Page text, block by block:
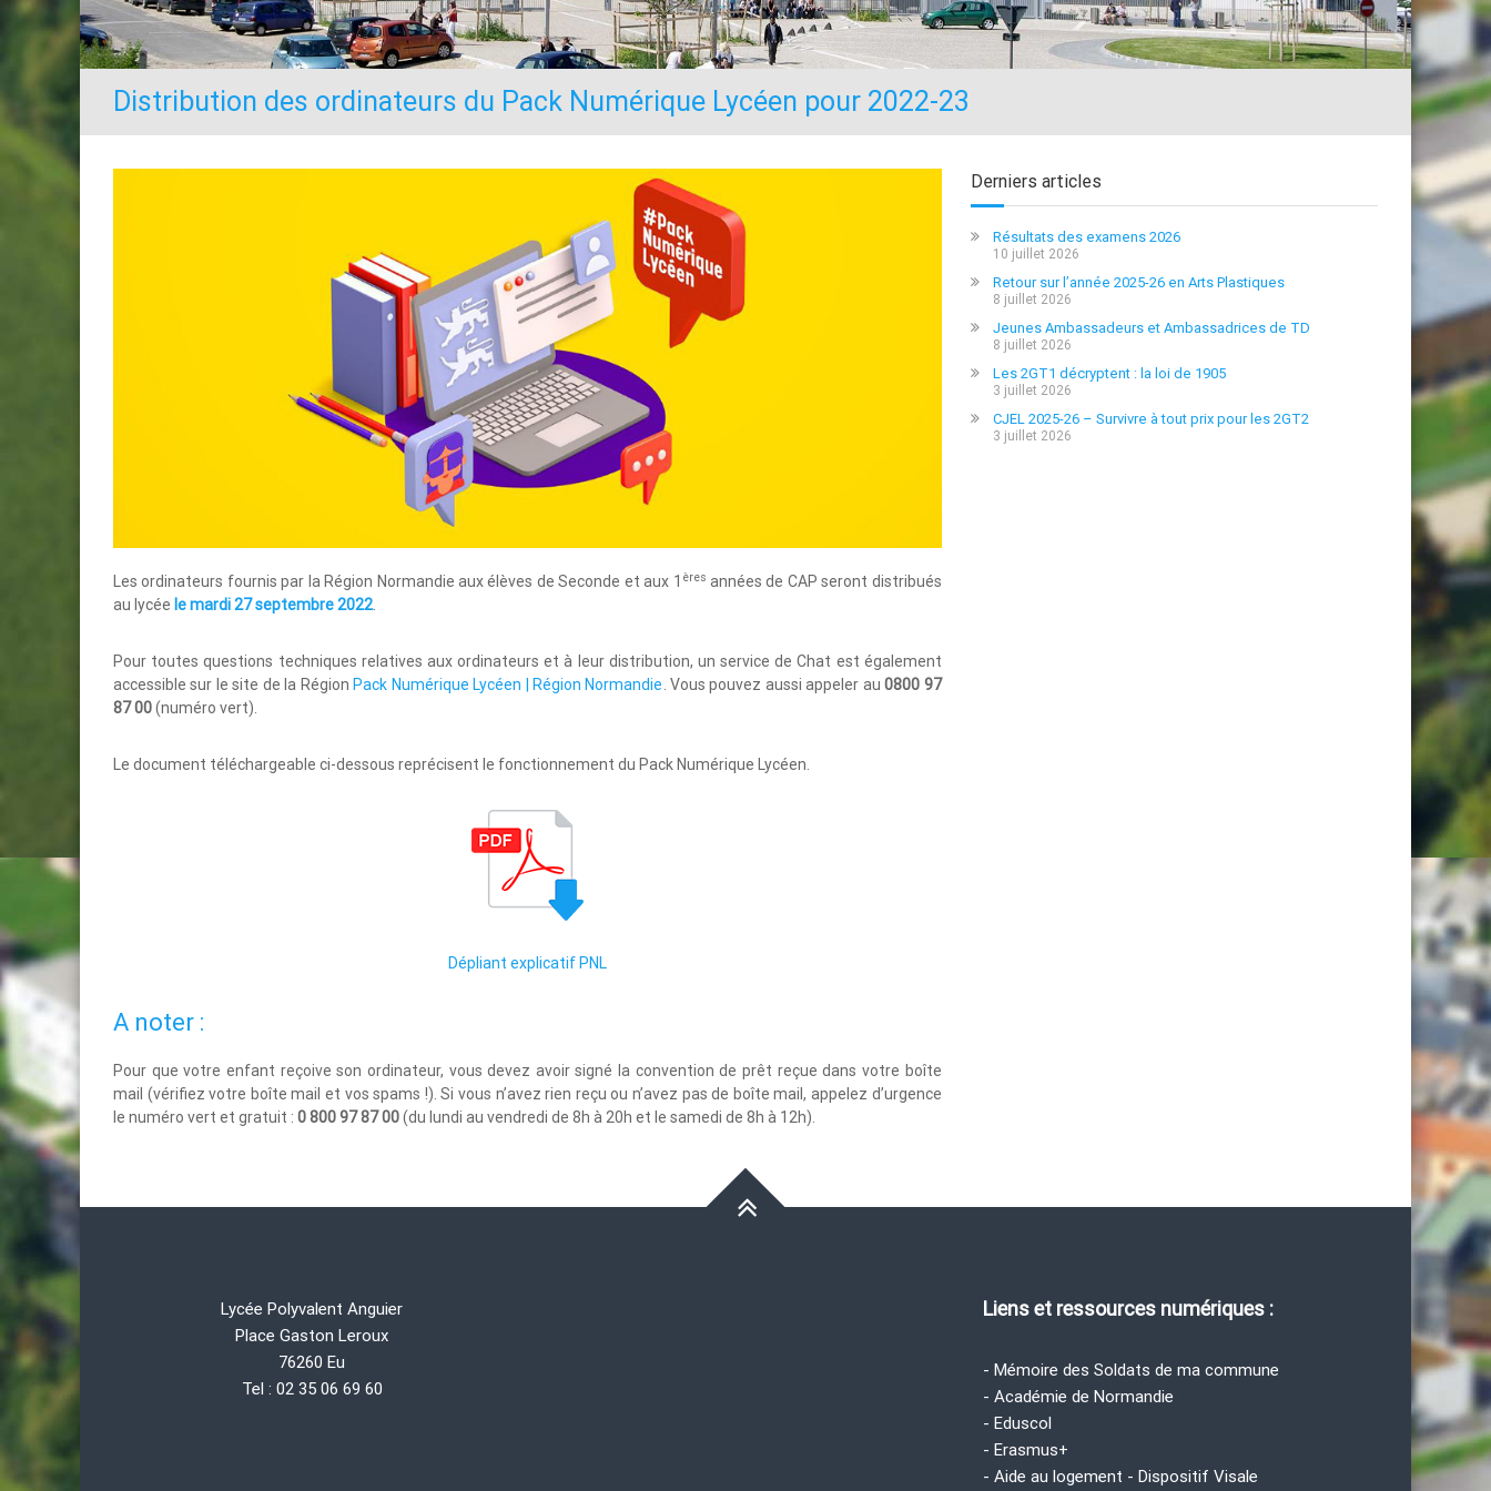
Distribution des ordinateurs du Pack Numérique Lycéen pour 2022-23
Les ordinateurs fournis par la Région Normandie aux élèves de Seconde et aux 1 ères années de CAP seront distribués
au lycée le mardi 27 septembre 2022.
Pour toutes questions techniques relatives aux ordinateurs et à leur distribution, un service de Chat est également
accessible sur le site de la Région ⁣ Pack Numérique Lycéen | Région Normandie. Vous pouvez aussi appeler au0800 97
87 00(numéro vert).
Le document téléchargeable ci-dessous reprécisent le fonctionnement du Pack Numérique Lycéen.
Dépliant explicatif PNL
A noter :
Pour que votre enfant reçoive son ordinateur, vous devez avoir signé la convention de prêt reçue dans votre boîte
mail (vérifiez votre boîte mail et vos spams !). Si vous n’avez rien reçu ou n’avez pas de boîte mail, appelez d’urgence
le numéro vert et gratuit : 0 800 97 87 00(du lundi au vendredi de 8h à 20h et le samedi de 8h à 12h).
Derniers articles
Résultats des examens 2026
10 juillet 2026
Retour sur l’année 2025-26 en Arts Plastiques
8 juillet 2026
Jeunes Ambassadeurs et Ambassadrices de TD
8 juillet 2026
Les 2GT1 décryptent : la loi de 1905
3 juillet 2026
CJEL 2025-26 – Survivre à tout prix pour les 2GT2
3 juillet 2026
Lycée Polyvalent Anguier
Place Gaston Leroux
76260 Eu
Tel : 02 35 06 69 60
Liens et ressources numériques :
- Mémoire des Soldats de ma commune
- Académie de Normandie
- Eduscol
- Erasmus+
- Aide au logement - Dispositif Visale